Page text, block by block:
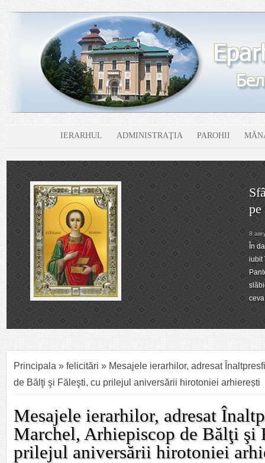
IERARHUL ADMINISTRAŢIA PAROHII
– doctorul care L-a descoperit
ne pune înainte chipul unui sfânt care este cunoscut și
sa: Sfântul Mare Mucenic și Tămăduitor
a fost medic. El cunoștea suferința omenească, bolile,
Dar, pe măsură ce L-a cunoscut pe Hristos, a descoperit
are nevoie numai de vindecarea trupului, ci și de
Principala » felicitări » Mesajele ierarhilor, adresat
de Bălţi şi Făleşti, cu prilejul aniversării hirotoniei arhierești
Mesajele ierarhilor, adresat
Marchel, Arhiepiscop de Bălţi şi
prilejul aniversării hirotoniei